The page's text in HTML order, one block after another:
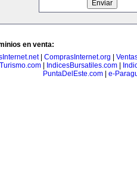
en venta:
| ComprasInternet.org
| IndicesBursatiles.com|
PuntaDelEste.com| e-